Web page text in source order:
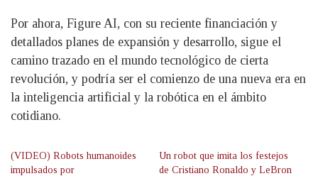
Por ahora, Figure AI, con su reciente financiación y
detallados planes de expansión y desarrollo, sigue el
camino trazado en el mundo tecnológico de cierta
revolución, y podría ser el comienzo de una nueva era en
la inteligencia artificial y la robótica en el ámbito
cotidiano.
(VIDEO) Robots humanoides
impulsados por
Un robot que imita los festejos
de Cristiano Ronaldo y LeBron